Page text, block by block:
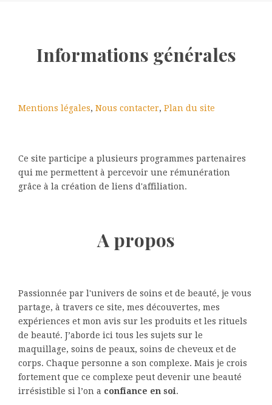
Informations générales
Mentions légales, Nous contacter, Plan du site
Ce site participe a plusieurs programmes partenaires
qui me permettent à percevoir une rémunération
grâce à la création de liens d'affiliation.
A propos
Passionnée par l'univers de soins et de beauté, je vous
partage, à travers ce site, mes découvertes, mes
expériences et mon avis sur les produits et les rituels
de beauté. J’aborde ici tous les sujets sur le
maquillage, soins de peaux, soins de cheveux et de
corps. Chaque personne a son complexe. Mais je crois
fortement que ce complexe peut devenir une beauté
irrésistible si l’on a confiance en soi.